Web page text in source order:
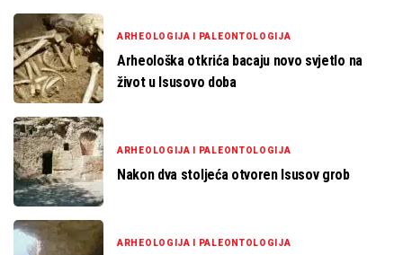
ARHEOLOGIJA I PALEONTOLOGIJA
Arheološka otkrića bacaju novo svjetlo na
život u Isusovo doba
ARHEOLOGIJA I PALEONTOLOGIJA
Nakon dva stoljeća otvoren Isusov grob
ARHEOLOGIJA I PALEONTOLOGIJA